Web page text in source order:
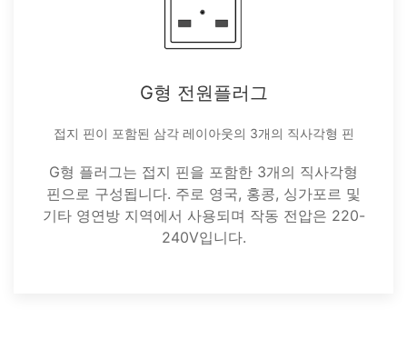
G형 전원플러그
접지 핀이 포함된 삼각 레이아웃의 3개의 직사각형 핀
G형 플러그는 접지 핀을 포함한 3개의 직사각형
핀으로 구성됩니다. 주로 영국, 홍콩, 싱가포르 및
기타 영연방 지역에서 사용되며 작동 전압은 220-
240V입니다.